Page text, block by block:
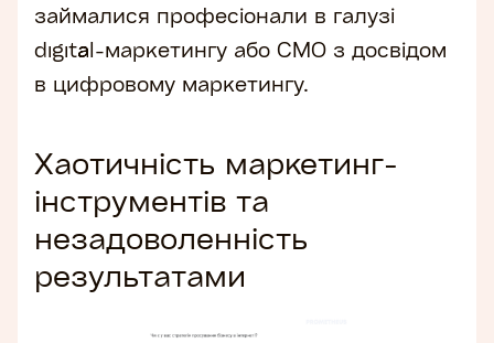
займалися професіонали в галузі
digital-маркетингу або CMO з досвідом
в цифровому маркетингу.
Хаотичність маркетинг-
інструментів та
незадоволенність
результатами